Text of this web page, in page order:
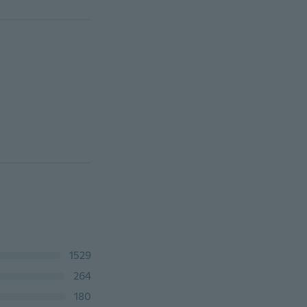
1529
264
180